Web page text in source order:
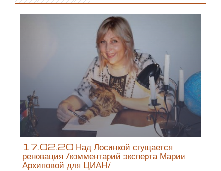
17.02.20 Над Лосинкой сгущается
реновация /комментарий эксперта Марии
Архиповой для ЦИАН/